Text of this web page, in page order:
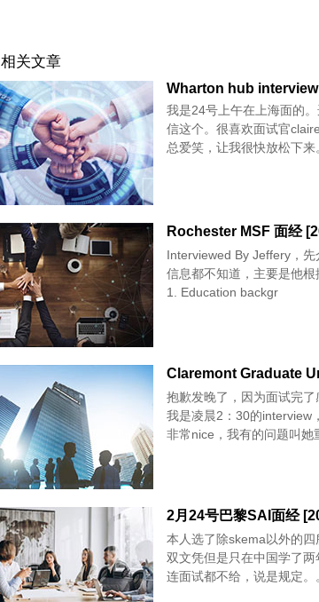
相关文章
Wharton hub
我是24号上午在上海面的
信这个。很喜欢面试官
总爱笑，让我很快放松下
Rochester MSF 面经
Interviewed By Jeffery，
信息都不知道，主要是他根
1. Education backgr
Claremont Graduate
抱歉发晚了，因为面试完了
我是凌晨2：30的interview
非常nice，我有的问题叫她
2月24号巴黎SAI面经
本人选了除skema以外的
双文凭但是只在中国学了
连面试都不给，说是规定